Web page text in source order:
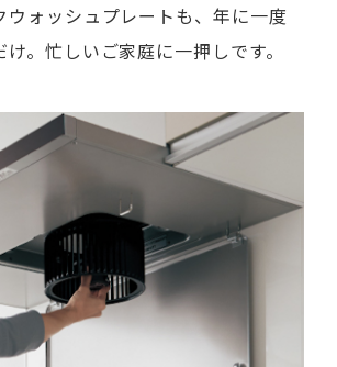
ウォッシュプレートも、年に一度
。忙しいご家庭に一押しです。